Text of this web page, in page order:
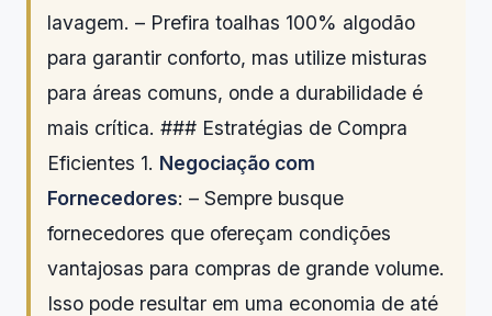
lavagem. – Prefira toalhas 100% algodão
para garantir conforto, mas utilize misturas
para áreas comuns, onde a durabilidade é
mais crítica. ### Estratégias de Compra
Eficientes 1. Negociação com
Fornecedores: – Sempre busque
fornecedores que ofereçam condições
vantajosas para compras de grande volume.
Isso pode resultar em uma economia de até